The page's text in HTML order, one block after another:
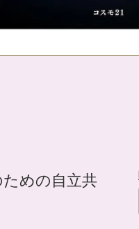
めの自立共